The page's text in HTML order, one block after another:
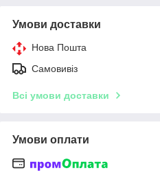
Умови доставки
Нова Пошта
Самовивіз
Всі умови доставки
Умови оплати